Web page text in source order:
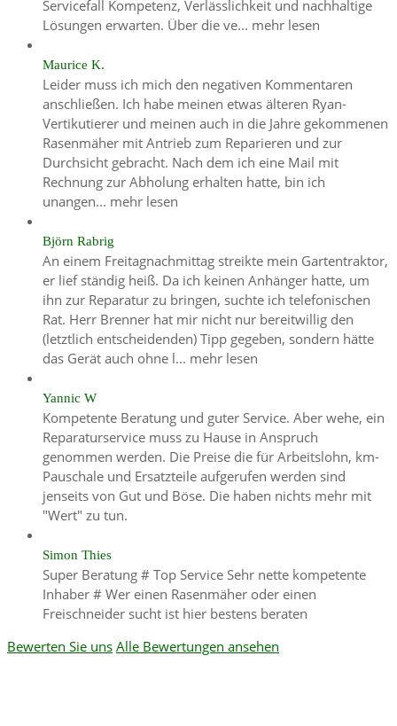
Servicefall Kompetenz, Verlässlichkeit und nachhaltige
Lösungen erwarten. Über die ve... mehr lesen
Maurice K.
Leider muss ich mich den negativen Kommentaren
anschließen. Ich habe meinen etwas älteren Ryan-
Vertikutierer und meinen auch in die Jahre gekommenen
Rasenmäher mit Antrieb zum Reparieren und zur
Durchsicht gebracht. Nach dem ich eine Mail mit
Rechnung zur Abholung erhalten hatte, bin ich
unangen... mehr lesen
Björn Rabrig
An einem Freitagnachmittag streikte mein Gartentraktor,
er lief ständig heiß. Da ich keinen Anhänger hatte, um
ihn zur Reparatur zu bringen, suchte ich telefonischen
Rat. Herr Brenner hat mir nicht nur bereitwillig den
(letztlich entscheidenden) Tipp gegeben, sondern hätte
das Gerät auch ohne l... mehr lesen
Yannic W
Kompetente Beratung und guter Service. Aber wehe, ein
Reparaturservice muss zu Hause in Anspruch
genommen werden. Die Preise die für Arbeitslohn, km-
Pauschale und Ersatzteile aufgerufen werden sind
jenseits von Gut und Böse. Die haben nichts mehr mit
"Wert" zu tun.
Simon Thies
Super Beratung # Top Service Sehr nette kompetente
Inhaber # Wer einen Rasenmäher oder einen
Freischneider sucht ist hier bestens beraten
Bewerten Sie uns Alle Bewertungen ansehen